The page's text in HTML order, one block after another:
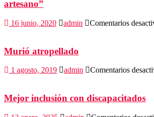
artesano”
16 junio, 2020 admin Comentarios
Murió atropellado
1 agosto, 2019 admin Comentarios
Mejor inclusión con discapacitados